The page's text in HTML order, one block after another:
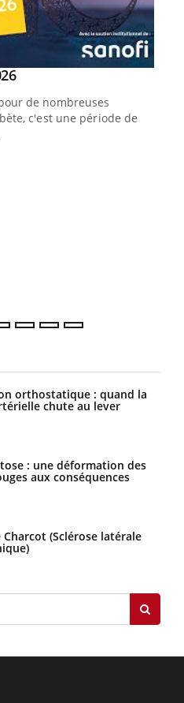
Youtube
de nombreuses
c'est une période de
orthostatique : quand la
chute au lever
: une déformation des
aux conséquences
Charcot (Sclérose latérale